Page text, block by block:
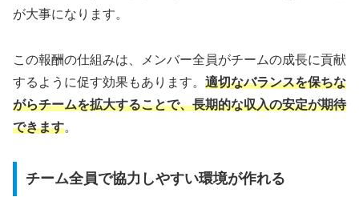
が大事になります。
この報酬の仕組みは、メンバー全員がチームの成長に貢献
するように促す効果もあります。 適切なバランスを保ちな
がらチームを拡大することで、長期的な収入の安定が期待
できます。
チーム全員で協力しやすい環境が作れる